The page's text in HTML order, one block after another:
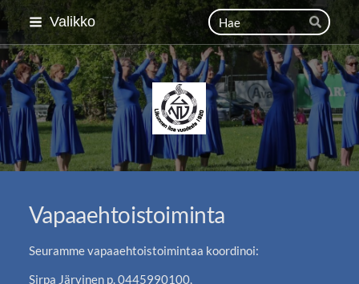
Siirry
sivun
sisältöön
Valikko Haku
Hae
Lahden
Vapaaehtoistoiminta
Seuramme vapaaehtoistoimintaa koordinoi:
Sirpa Järvinen p. 0445990100,